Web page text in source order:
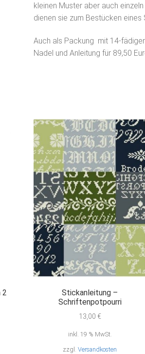
kleinen Muster aber auch
dienen sie zum Bestücken eines
Auch als Packung mit 14-
Nadel und Anleitung für 89,50
2
Stickanleitung –
Schriftenpotpourri
13,00 €
inkl. 19 % MwSt.
zzgl.Versandkosten